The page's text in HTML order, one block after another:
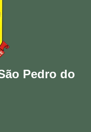
Pedro do